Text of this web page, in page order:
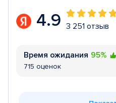
4.9 3 251 отзыв
Время ожидания 95%
715 оценок